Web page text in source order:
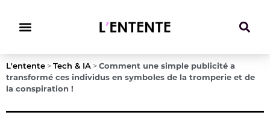
L'entente > Tech & IA > Comment une simple publicité a
transformé ces individus en symboles de la tromperie et de
la conspiration !